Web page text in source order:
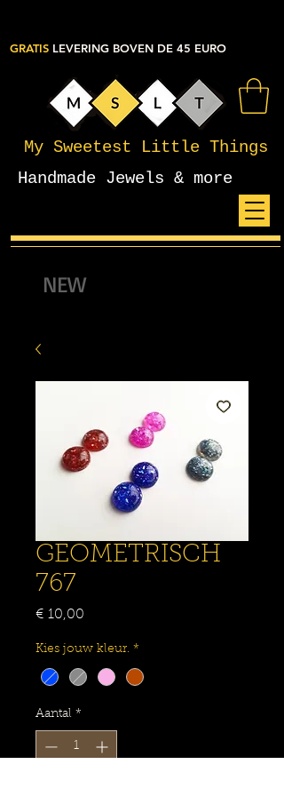
My Sweetest Little Things
Handmade Jewels & more
GRATIS LEVERING BOVEN DE 45 EURO
NEW
GEOMETRISCH
767
€ 10,00
Kies jouw kleur. *
Aantal *